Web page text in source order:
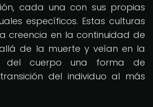
cada una con sus propias
específicos. Estas culturas
creencia en la continuidad de
de la muerte y veían en la
del cuerpo una forma de
del individuo al más